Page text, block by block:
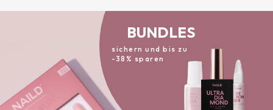
BUNDLES
sichern und bis zu
-38% sparen